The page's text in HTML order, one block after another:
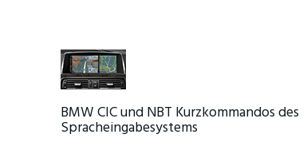
BMW CIC und NBT Kurzkommandos des
Spracheingabesystems